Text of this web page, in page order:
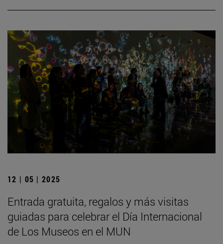
12 | 05 | 2025
Entrada gratuita, regalos y más visitas
guiadas para celebrar el Día Internacional
de Los Museos en el MUN